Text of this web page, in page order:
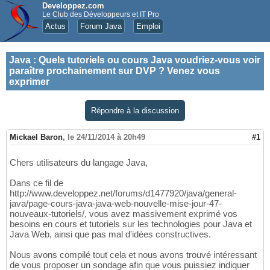
Developpez.com
Le Club des Développeurs et IT Pro
Actus Forum Java Emploi
Java : Quels tutoriels ou cours Java voudriez-vous voir
paraître prochainement sur DVP ? Venez vous
exprimer
Répondre à la discussion
Mickael Baron, le 24/11/2014 à 20h49 #1
Chers utilisateurs du langage Java,
Dans ce fil de
http://www.developpez.net/forums/d1477920/java/general-
java/page-cours-java-java-web-nouvelle-mise-jour-47-
nouveaux-tutoriels/, vous avez massivement exprimé vos
besoins en cours et tutoriels sur les technologies pour Java et
Java Web, ainsi que pas mal d'idées constructives.
Nous avons compilé tout cela et nous avons trouvé intéressant
de vous proposer un sondage afin que vous puissiez indiquer